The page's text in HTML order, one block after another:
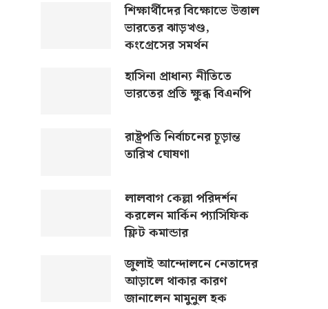
শিক্ষার্থীদের বিক্ষোভে উত্তাল
ভারতের ঝাড়খণ্ড,
কংগ্রেসের সমর্থন
হাসিনা প্রাধান্য নীতিতে
ভারতের প্রতি ক্ষুব্ধ বিএনপি
রাষ্ট্রপতি নির্বাচনের চূড়ান্ত
তারিখ ঘোষণা
লালবাগ কেল্লা পরিদর্শন
করলেন মার্কিন প্যাসিফিক
ফ্লিট কমান্ডার
জুলাই আন্দোলনে নেতাদের
আড়ালে থাকার কারণ
জানালেন মামুনুল হক